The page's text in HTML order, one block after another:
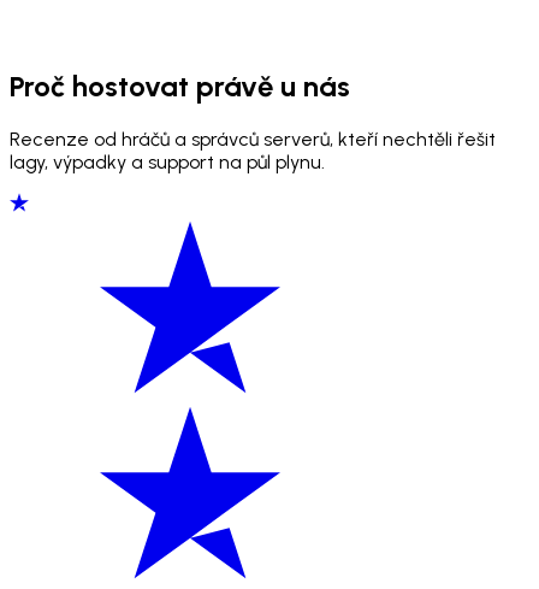
Proč hostovat právě u nás
Recenze od hráčů a správců serverů, kteří nechtěli řešit
lagy, výpadky a support na půl plynu.